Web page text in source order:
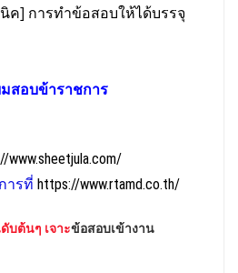
ค] การทำข้อสอบให้ได้บรรจุ
สอบข้าราชการ
www.sheetjula.com/
ารที่ https://www.rtamd.co.th/
บต้นๆ เจาะข้อสอบเข้างาน